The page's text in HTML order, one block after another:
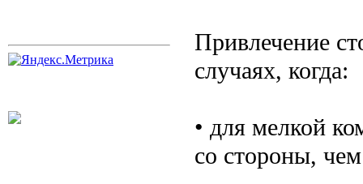
Привлечение
случаях, когда:
• для мелкой
со стороны,